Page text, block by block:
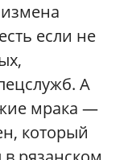
если не
А
мрака —
который